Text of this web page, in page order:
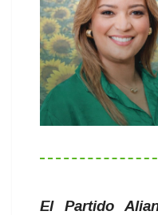
El Partido